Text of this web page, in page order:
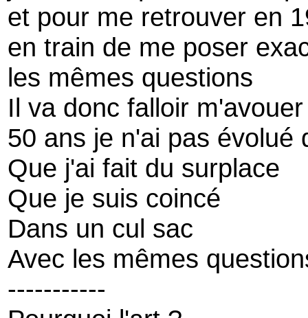
et pour me retrouver en
en train de me poser
les mêmes questions
Il va donc falloir
50 ans je n'ai pas évolué
Que j'ai fait du surplace
Que je suis coincé
Dans un cul sac
Avec les mêmes
-----------